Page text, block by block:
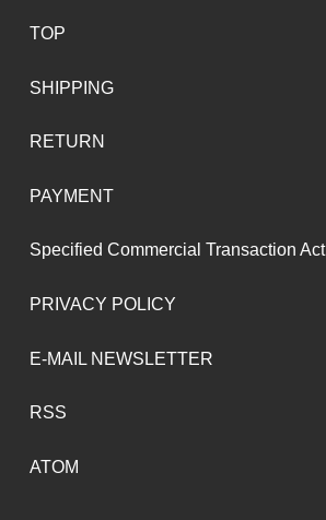
TOP
SHIPPING
RETURN
PAYMENT
Specified Commercial Transaction Act
PRIVACY POLICY
E-MAIL NEWSLETTER
RSS
ATOM